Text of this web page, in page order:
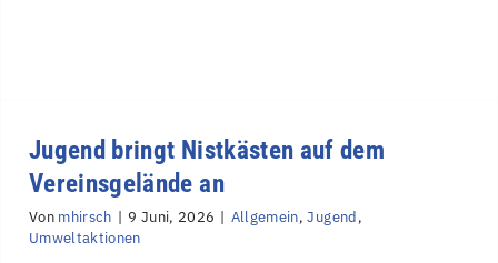
Jugend bringt Nistkästen auf dem
Vereinsgelände an
Von mhirsch | 9 Juni, 2026 | Allgemein,Jugend,
Umweltaktionen